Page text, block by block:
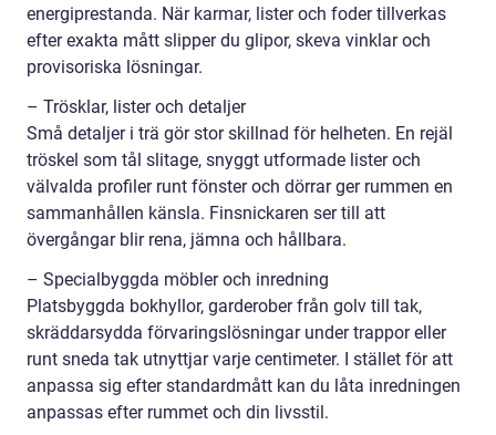
energiprestanda. När karmar, lister och foder tillverkas
efter exakta mått slipper du glipor, skeva vinklar och
provisoriska lösningar.
– Trösklar, lister och detaljer
Små detaljer i trä gör stor skillnad för helheten. En rejäl
tröskel som tål slitage, snyggt utformade lister och
välvalda profiler runt fönster och dörrar ger rummen en
sammanhållen känsla. Finsnickaren ser till att
övergångar blir rena, jämna och hållbara.
– Specialbyggda möbler och inredning
Platsbyggda bokhyllor, garderober från golv till tak,
skräddarsydda förvaringslösningar under trappor eller
runt sneda tak utnyttjar varje centimeter. I stället för att
anpassa sig efter standardmått kan du låta inredningen
anpassas efter rummet och din livsstil.